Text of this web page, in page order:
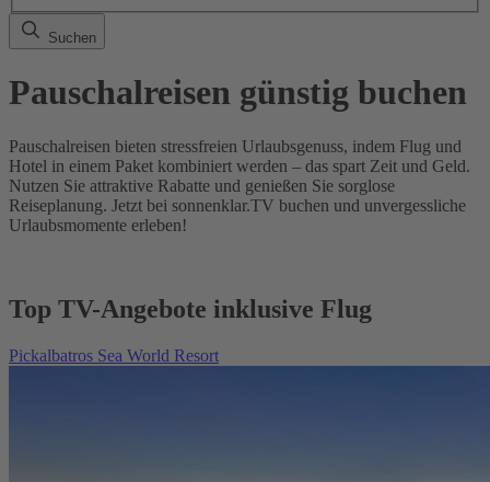
Suchen
Pauschalreisen günstig buchen
Pauschalreisen bieten stressfreien Urlaubsgenuss, indem Flug und
Hotel in einem Paket kombiniert werden – das spart Zeit und Geld.
Nutzen Sie attraktive Rabatte und genießen Sie sorglose
Reiseplanung. Jetzt bei sonnenklar.TV buchen und unvergessliche
Urlaubsmomente erleben!
Top TV-Angebote inklusive Flug
Pickalbatros Sea World Resort